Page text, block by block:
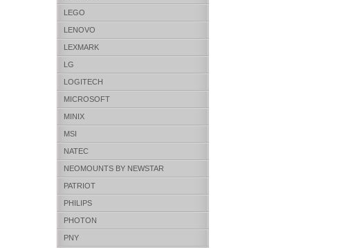
LEGO
LENOVO
LEXMARK
LG
LOGITECH
MICROSOFT
MINIX
MSI
NATEC
NEOMOUNTS BY NEWSTAR
PATRIOT
PHILIPS
PHOTON
PNY